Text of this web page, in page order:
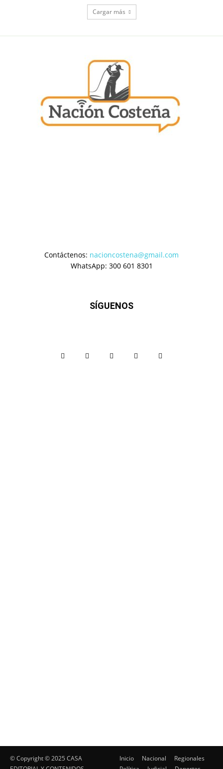
Cargar más
Contáctenos: nacioncostena@gmail.com
WhatsApp: 300 601 8301
SÍGUENOS
© Copyright ©️ 2025 CASA
Inicio Nacional
Regionales